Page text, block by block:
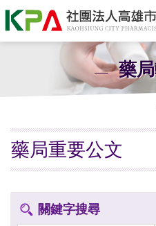
藥
藥局重要公文
關鍵字搜尋